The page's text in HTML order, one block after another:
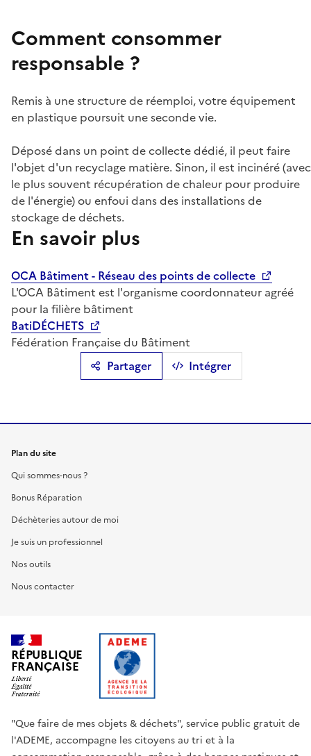
Partager Intégrer
Comment consommer
responsable ?
Remis à une structure de réemploi, votre équipement
en plastique poursuit une seconde vie.
Déposé dans un point de collecte dédié, il peut faire
l'objet d'un recyclage matière. Sinon, il est incinéré (avec
le plus souvent récupération de chaleur pour produire
de l'énergie) ou enfoui dans des installations de
stockage de déchets.
En savoir plus
OCA Bâtiment - Réseau des points de collecte
L'OCA Bâtiment est l'organisme coordonnateur agréé
pour la filière bâtiment
BatiDÉCHETS
Fédération Française du Bâtiment
Plan du site
Qui sommes-nous ?
Bonus Réparation
Déchèteries autour de moi
Je suis un professionnel
Nos outils
Nous contacter
RÉPUBLIQUE
FRANÇAISE
"Que faire de mes objets & déchets", service public gratuit de
l'ADEME, accompagne les citoyens au tri et à la